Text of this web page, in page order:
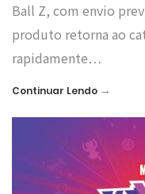
Ball Z, com envio
produto retorna ao
rapidamente…
Continuar Lendo →